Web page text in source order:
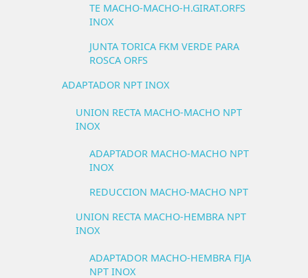
TE MACHO-MACHO-H.GIRAT.ORFS
INOX
JUNTA TORICA FKM VERDE PARA
ROSCA ORFS
ADAPTADOR NPT INOX
UNION RECTA MACHO-MACHO NPT
INOX
ADAPTADOR MACHO-MACHO NPT
INOX
REDUCCION MACHO-MACHO NPT
UNION RECTA MACHO-HEMBRA NPT
INOX
ADAPTADOR MACHO-HEMBRA FIJA
NPT INOX